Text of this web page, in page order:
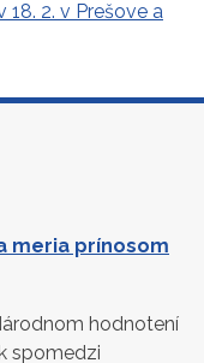
2. v Prešove a
meria prínosom
hodnotení
spomedzi